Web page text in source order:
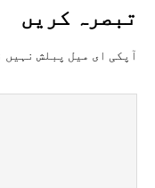
تبصرہ کريں
آپکی ای ميل پبلش نہيں